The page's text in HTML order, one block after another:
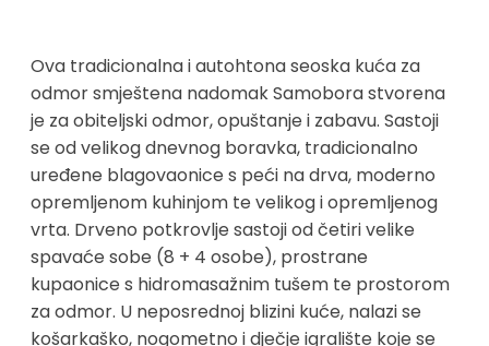
Ova tradicionalna i autohtona seoska kuća za
odmor smještena nadomak Samobora stvorena
je za obiteljski odmor, opuštanje i zabavu. Sastoji
se od velikog dnevnog boravka, tradicionalno
uređene blagovaonice s peći na drva, moderno
opremljenom kuhinjom te velikog i opremljenog
vrta. Drveno potkrovlje sastoji od četiri velike
spavaće sobe (8 + 4 osobe), prostrane
kupaonice s hidromasažnim tušem te prostorom
za odmor. U neposrednoj blizini kuće, nalazi se
košarkaško, nogometno i dječje igralište koje se